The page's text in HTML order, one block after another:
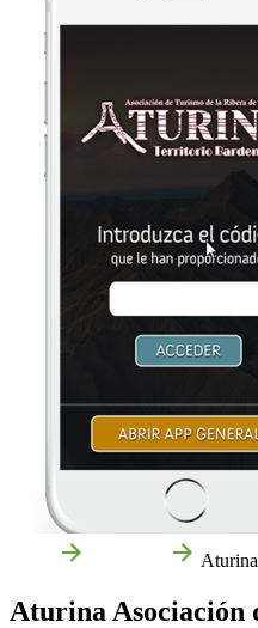
Aturina Asociación